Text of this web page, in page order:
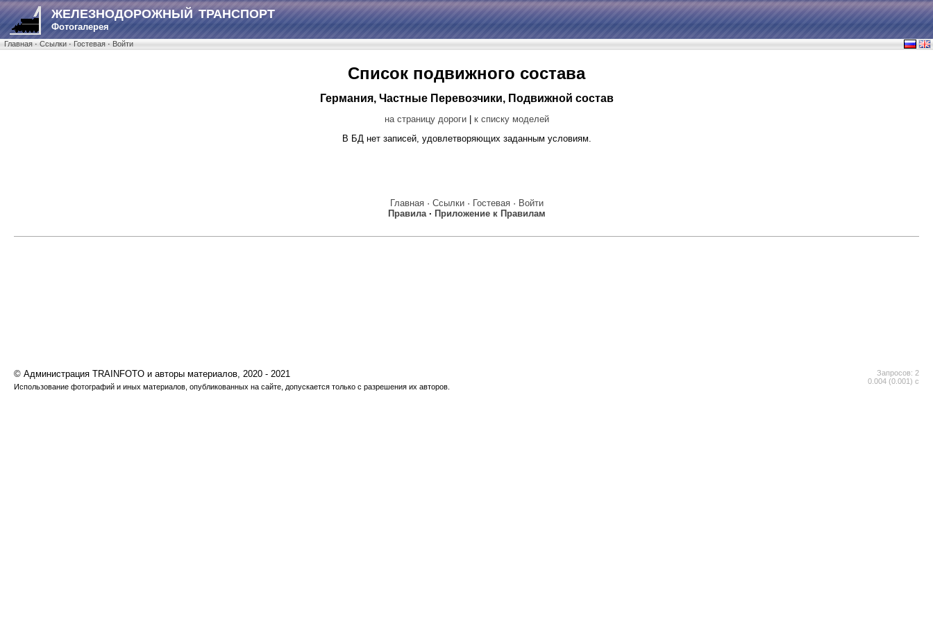
ЖЕЛЕЗНОДОРОЖНЫЙ ТРАНСПОРТ
Фотогалерея
Главная·Ссылки·Гостевая·Войти
Список подвижного состава
Германия, Частные Перевозчики, Подвижной состав
на страницу дороги| к списку моделей
В БД нет записей, удовлетворяющих заданным условиям.
Главная· Ссылки· Гостевая· Войти
Правила· Приложение к Правилам
Запросов: 2
0.004 (0.001) с
© Администрация TRAINFOTO и авторы материалов, 2020 - 2021
Использование фотографий и иных материалов, опубликованных на сайте, допускается только с разрешения их авторов.